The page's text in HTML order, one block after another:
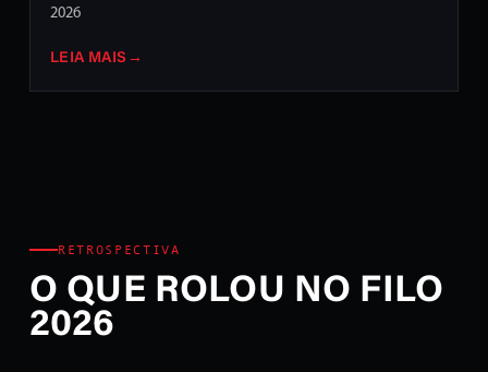
2026
LEIA MAIS →
RETROSPECTIVA
O QUE ROLOU NO FILO
2026